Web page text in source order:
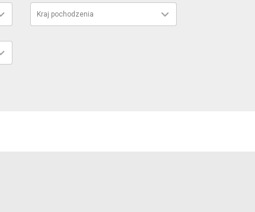
Kraj pochodzenia